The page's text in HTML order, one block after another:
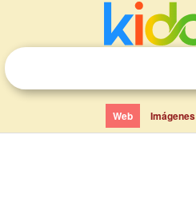
Web Imágenes